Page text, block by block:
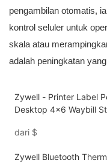
pengambilan otomatis,
kontrol seluler untuk
skala atau
adalah peningkatan
Zywell - Printer Label
Desktop 4x6 Waybill
dari $
Zywell Bluetooth